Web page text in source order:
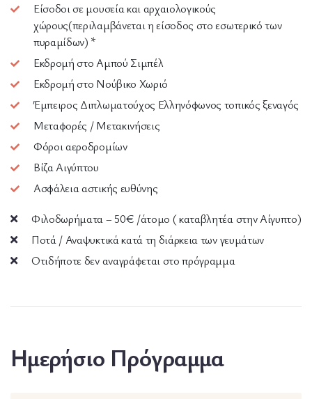
Είσοδοι σε μουσεία και αρχαιολογικούς
χώρους(περιλαμβάνεται η είσοδος στο εσωτερικό των
πυραμίδων) *
Εκδρομή στο Αμπού Σιμπέλ
Εκδρομή στο Νούβικο Χωριό
Έμπειρος Διπλωματούχος Ελληνόφωνος τοπικός ξεναγός
Μεταφορές / Μετακινήσεις
Φόροι αεροδρομίων
Βίζα Αιγύπτου
Ασφάλεια αστικής ευθύνης
Φιλοδωρήματα – 50€ /άτομο ( καταβλητέα στην Αίγυπτο)
Ποτά / Αναψυκτικά κατά τη διάρκεια των γευμάτων
Οτιδήποτε δεν αναγράφεται στο πρόγραμμα
Ημερήσιο Πρόγραμμα